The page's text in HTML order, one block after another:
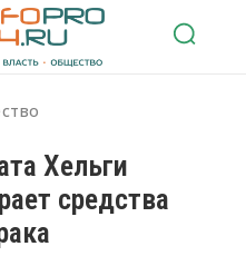
Хельги
средства